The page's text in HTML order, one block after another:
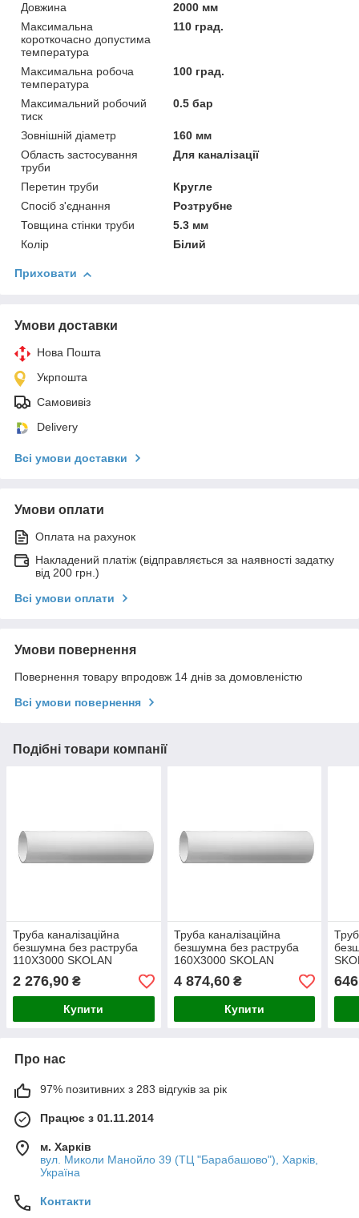
Довжина
2000 мм
Максимальна
короткочасно допустима
температура
110 град.
Максимальна робоча
температура
100 град.
Максимальний робочий
тиск
0.5 бар
Зовнішній діаметр
160 мм
Область застосування
труби
Для каналізації
Перетин труби
Кругле
Спосіб з'єднання
Розтрубне
Товщина стінки труби
5.3 мм
Колір
Білий
Приховати
Умови доставки
Нова Пошта
Укрпошта
Самовивіз
Delivery
Всі умови доставки
Умови оплати
Оплата на рахунок
Накладений платіж (відправляється за наявності задатку
від 200 грн.)
Всі умови оплати
Умови повернення
Повернення товару впродовж 14 днів за домовленістю
Всі умови повернення
Подібні товари компанії
Труба каналізаційна
безшумна без раструба
110Х3000 SKOLAN
2 276,90 ₴
Купити
Труба каналізаційна
безшумна без раструба
160Х3000 SKOLAN
4 874,60₴
Купити
Про нас
97% позитивних з 283 відгуків за рік
Працює з 01.11.2014
м. Харків
вул. Миколи Манойло 39 (ТЦ "Барабашово"), Харків,
Україна
Контакти